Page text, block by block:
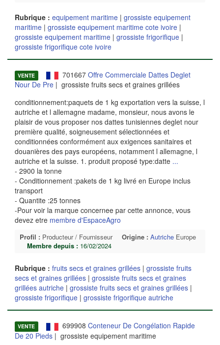
Rubrique : equipement maritime | grossiste equipement
maritime | grossiste equipement maritime cote ivoire |
grossiste equipement maritime | grossiste frigorifique |
grossiste frigorifique cote ivoire
VENTE 701667 Offre Commerciale Dattes Deglet
Nour De Pre | grossiste fruits secs et graines grillées
conditionnement:paquets de 1 kg exportation vers la suisse, l
autriche et l allemagne madame, monsieur, nous avons le
plaisir de vous proposer nos dattes tunisiennes deglet nour
première qualité, soigneusement sélectionnées et
conditionnées conformément aux exigences sanitaires et
douanières des pays européens, notamment l allemagne, l
autriche et la suisse. 1. produit proposé type:datte ...
- 2900 la tonne
- Conditionnement :pakets de 1 kg livré en Europe inclus
transport
- Quantite :25 tonnes
-Pour voir la marque concernee par cette annonce, vous
devez etre membre d'EspaceAgro
Profil : Producteur / Fournisseur Origine : Autriche Europe
Membre depuis : 16/02/2024
Rubrique : fruits secs et graines grillées | grossiste fruits
secs et graines grillées | grossiste fruits secs et graines
grillées autriche | grossiste fruits secs et graines grillées |
grossiste frigorifique | grossiste frigorifique autriche
VENTE 699908 Conteneur De Congélation Rapide
De 20 Pieds | grossiste equipement maritime